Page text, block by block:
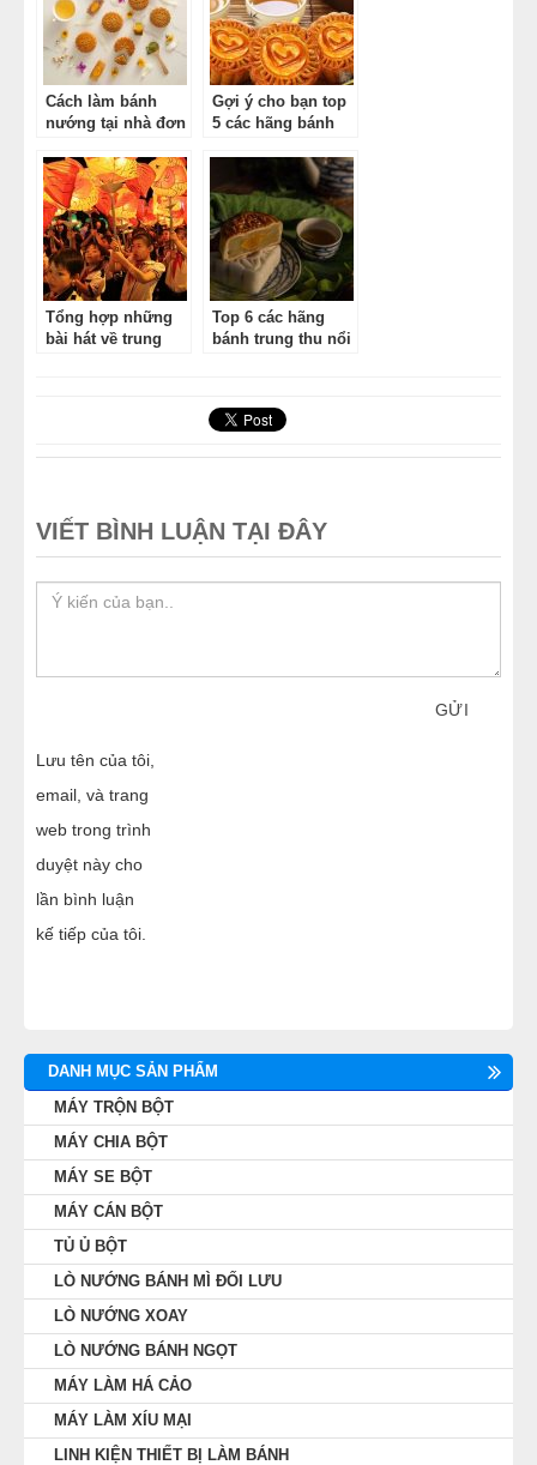
Cách làm bánh
nướng tại nhà đơn
người thân
Gợi ý cho bạn top
5 các hãng bánh
tại Việt Nam
Tổng hợp những
bài hát về trung
Top 6 các hãng
bánh trung thu nổi
VIẾT BÌNH LUẬN TẠI ĐÂY
GỬI
Lưu tên của tôi,
email, và trang
web trong trình
duyệt này cho
lần bình luận
kế tiếp của tôi.
DANH MỤC SẢN PHẨM
MÁY TRỘN BỘT
MÁY CHIA BỘT
MÁY SE BỘT
MÁY CÁN BỘT
TỦ Ủ BỘT
LÒ NƯỚNG BÁNH MÌ ĐỐI LƯU
LÒ NƯỚNG XOAY
LÒ NƯỚNG BÁNH NGỌT
MÁY LÀM HÁ CẢO
MÁY LÀM XÍU MẠI
LINH KIỆN THIẾT BỊ LÀM BÁNH